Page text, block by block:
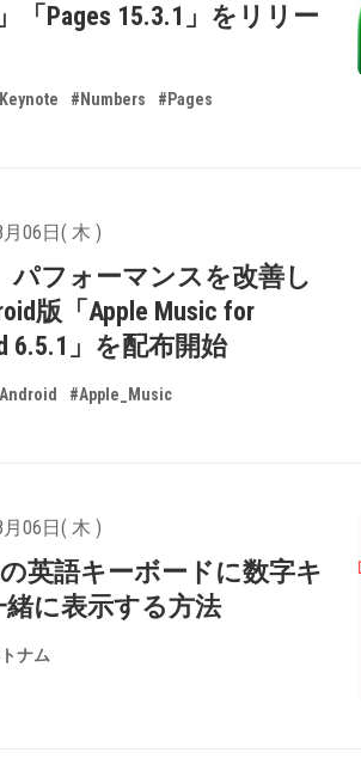
「Pages 15.3.1」をリリー
#Numbers #Pages
06日( 木 )
パフォーマンスを改善し
版「Apple Music for
6.5.1」を配布開始
#Apple_Music
06日( 木 )
の英語キーボードに数字キ
緒に表示する方法
ナム